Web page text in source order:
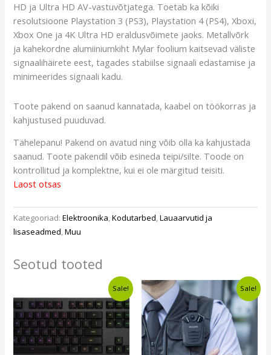
HD ja Ultra HD AV-vastuvõtjatega. Toetab ka kõiki
resolutsioone Playstation 3 (PS3), Playstation 4 (PS4), Xboxi,
Xbox One ja 4K Ultra HD eraldusvõimete jaoks. Metallvõrk
ja kahekordne alumiiniumkiht Mylar foolium kaitsevad väliste
signaalihäirete eest, tagades stabiilse signaali edastamise ja
minimeerides signaali kadu.
Toote pakend on saanud kannatada, kaabel on töökorras ja
kahjustused puuduvad.
Tähelepanu! Pakend on avatud ning võib olla ka kahjustada
saanud. Toote pakendil võib esineda teipi/silte. Toode on
kontrollitud ja komplektne, kui ei ole märgitud teisiti.
Laost otsas
Kategooriad:Elektroonika,Kodutarbed,Lauaarvutid ja
lisaseadmed,Muu
Seotud tooted
Sale!
oli:
€67,50.
Current
price
is:
€56,99.
Sale!
hind
oli:
€144,00.
Current
price
is:
€99,99.